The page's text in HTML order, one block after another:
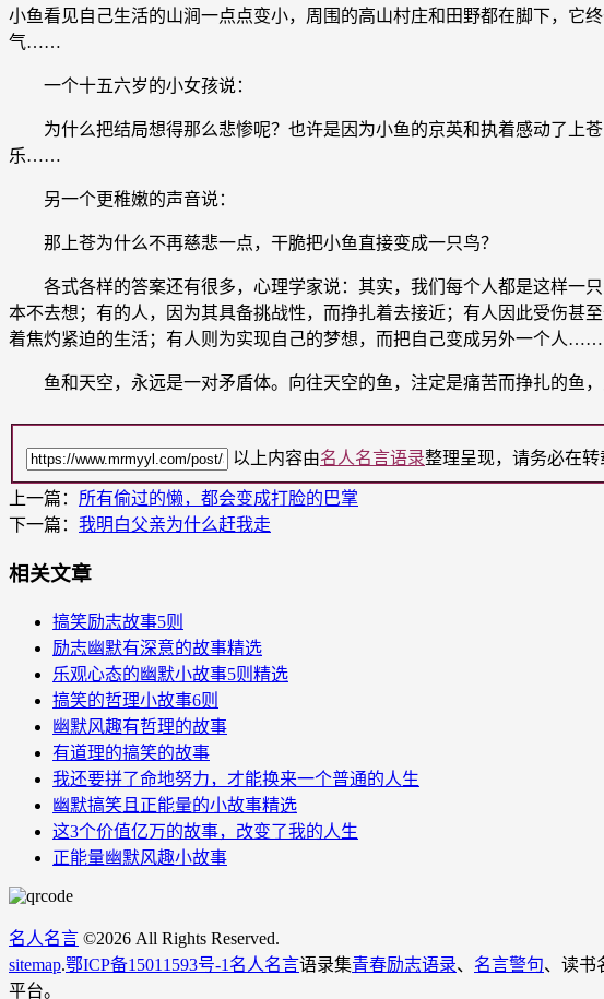
小鱼看见自己生活的山涧一点点变小，周围的高山村庄和田野都在脚下，它
气……
一个十五六岁的小女孩说：
为什么把结局想得那么悲惨呢？也许是因为小鱼的京英和执着感动了上
乐……
另一个更稚嫩的声音说：
那上苍为什么不再慈悲一点，干脆把小鱼直接变成一只鸟？
各式各样的答案还有很多，心理学家说：其实，我们每个人都是这样一只
本不去想；有的人，因为其具备挑战性，而挣扎着去接近；有人因此受伤甚
着焦灼紧迫的生活；有人则为实现自己的梦想，而把自己变成另外一个人……
鱼和天空，永远是一对矛盾体。向往天空的鱼，注定是痛苦而挣扎的鱼，
以上内容由名人名言语录整理呈现，请务必在
上一篇： 所有偷过的懒，都会变成打脸的巴掌
下一篇： 我明白父亲为什么赶我走
相关文章
搞笑励志故事5则
励志幽默有深意的故事精选
乐观心态的幽默小故事5则精选
搞笑的哲理小故事6则
幽默风趣有哲理的故事
有道理的搞笑的故事
我还要拼了命地努力，才能换来一个普通的人生
幽默搞笑且正能量的小故事精选
这3个价值亿万的故事，改变了我的人生
正能量幽默风趣小故事
名人名言 ©2026 All Rights Reserved.
sitemap.鄂ICP备15011593号-1 名人名言语录集青春励志语录、 名言警句、读书
平台。